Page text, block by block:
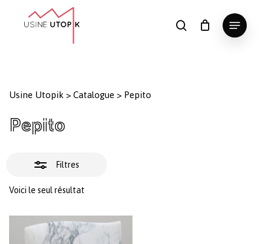
search
Menu
Panier Fermer
le
Usine Utopik > Catalogue > Pepito
Pepito
Filtres
Voici le seul résultat
Fermer
lesClose